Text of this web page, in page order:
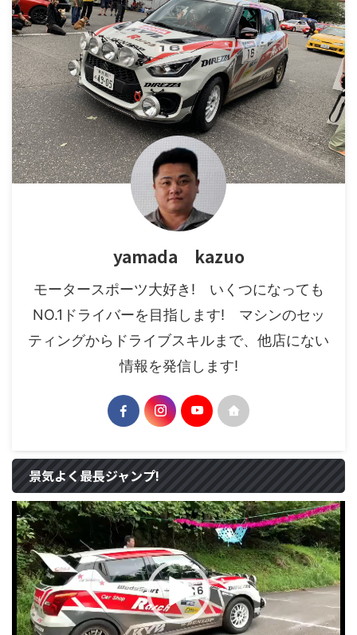
yamada kazuo
モータースポーツ大好き! いくつになっても
NO.1ドライバーを目指します! マシンのセッ
ティングからドライブスキルまで、他店にない
情報を発信します!
景気よく最長ジャンプ!
動
画
プ
レ
ー
ヤ
ー